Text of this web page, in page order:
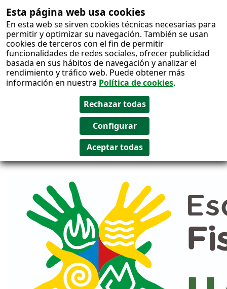
Esta página web usa cookies
En esta web se sirven cookies técnicas necesarias para
permitir y optimizar su navegación. También se usan
cookies de terceros con el fin de permitir
funcionalidades de redes sociales, ofrecer publicidad
basada en sus hábitos de navegación y analizar el
rendimiento y tráfico web. Puede obtener más
información en nuestra Política de cookies.
Salto al
contenido